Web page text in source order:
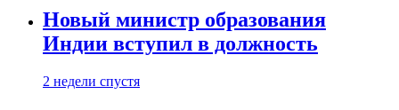
Новый министр образования
Индии вступил в должность
2 недели спустя